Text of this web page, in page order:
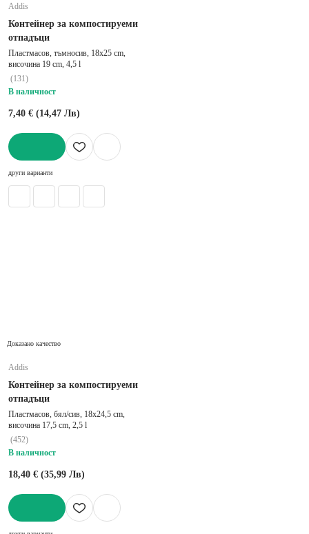
Addis
Контейнер за компостируеми
отпадъци
Пластмасов, тъмносив, 18x25 cm,
височина 19 cm, 4,5 l
(131)
В наличност
7,40 € (14,47 Лв)
други варианти
Доказано качество
Addis
Контейнер за компостируеми
отпадъци
Пластмасов, бял/сив, 18x24,5 cm,
височина 17,5 cm, 2,5 l
(452)
В наличност
18,40 € (35,99 Лв)